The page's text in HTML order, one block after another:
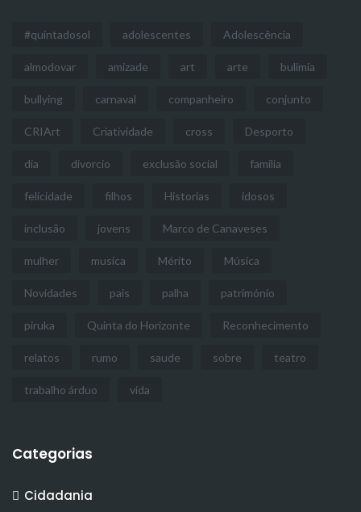
#quintadosol adolescentes Adolescência
almodovar amizade art arte bulimia
bullying carnaval companheiro conjunto
CRIArt Criatividade cross Desporto
dia divorcio exclusão social familia
felicidade filhos Historias idosos
inclusão jovens Marco de Canaveses
mulher musica Mérito Música
Novidades pais palha património
piruka Quinta do Horizonte Reconhecimento
relatos rumo saude sobre teatro
trabalho árduo vida
Categorias
Cidadania